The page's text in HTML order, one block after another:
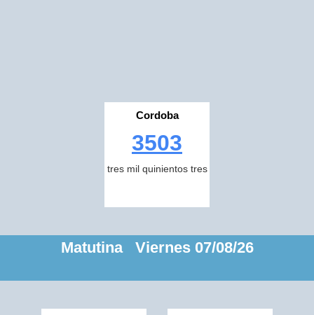
Cordoba
3503
tres mil quinientos tres
Matutina Viernes 07/08/26